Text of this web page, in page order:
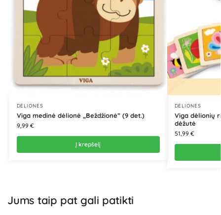
DĖLIONĖS
Viga medinė dėlionė „Beždžionė” (9 det.)
9,99 €
Į krepšelį
DĖLIONĖS
Viga dėlionių
dėžutė
51,99 €
Jums taip pat gali patikti